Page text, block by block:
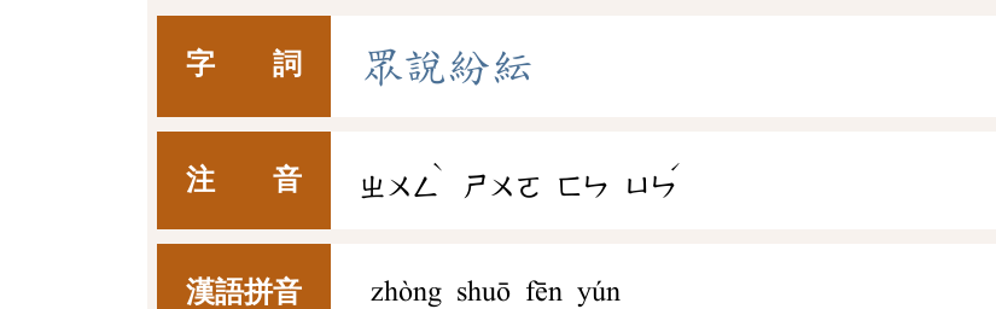
字 詞 眾說紛紜
注 音 ㄓㄨㄥ
ˋ
ㄕㄨㄛ ㄈㄣ ㄩㄣ
ˊ
漢語拼音 zhòng shuō fēn yún